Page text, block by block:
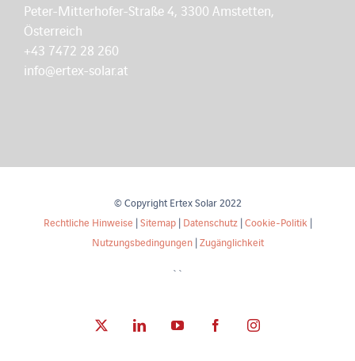
Peter-Mitterhofer-Straße 4, 3300 Amstetten,
Österreich
+43 7472 28 260
info@ertex-solar.at
© Copyright Ertex Solar 2022
Rechtliche Hinweise |Sitemap| Datenschutz|Cookie-Politik|
Nutzungsbedingungen|Zugänglichkeit
``
X LinkedInYouTubeFacebookInstagram